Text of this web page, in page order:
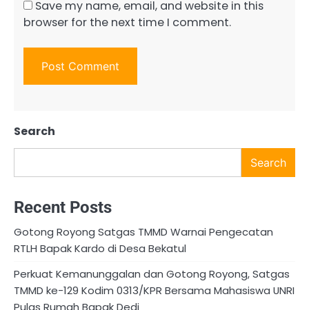
Save my name, email, and website in this
browser for the next time I comment.
Search
Search
Recent Posts
Gotong Royong Satgas TMMD Warnai Pengecatan
RTLH Bapak Kardo di Desa Bekatul
​Perkuat Kemanunggalan dan Gotong Royong, Satgas
TMMD ke-129 Kodim 0313/KPR Bersama Mahasiswa UNRI
Pulas Rumah Bapak Dedi